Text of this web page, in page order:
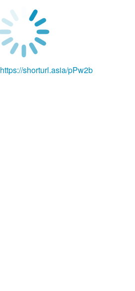
https://shorturl.asia/pPw2b